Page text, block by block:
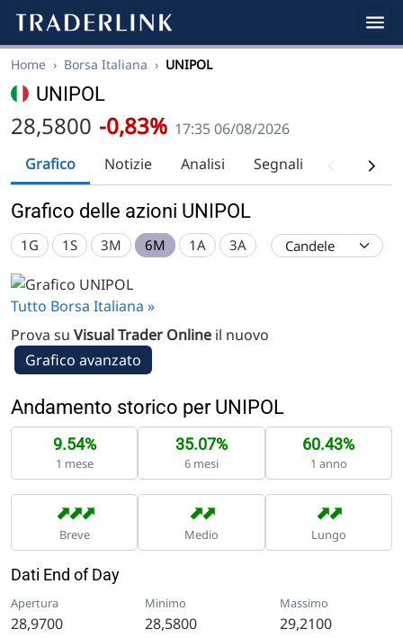
Home › Borsa Italiana › UNIPOL
UNIPOL
28,5800 -0,83% 17:35 06/08/2026
Grafico
Notizie Analisi Segnali Analisi
Grafico delle azioni UNIPOL
1G 1S 3M 6M 1A 3A
Tutto Borsa Italiana »
Prova su Visual Trader Online il nuovo
Grafico avanzato
Andamento storico per UNIPOL
9.54%
1 mese
35.07%
6 mesi
60.43%
1 anno
➡
➡
➡
Breve
➡
➡
Medio
➡
➡
Lungo
Dati End of Day
Apertura
28,9700
Minimo
28,5800
Massimo
29,2100